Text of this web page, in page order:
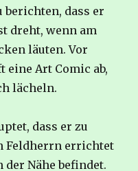
dass er
dreht, wenn am
läuten. Vor
eine Art Comic ab,
lächeln.
dass er zu
Feldherrn errichtet
der Nähe befindet.